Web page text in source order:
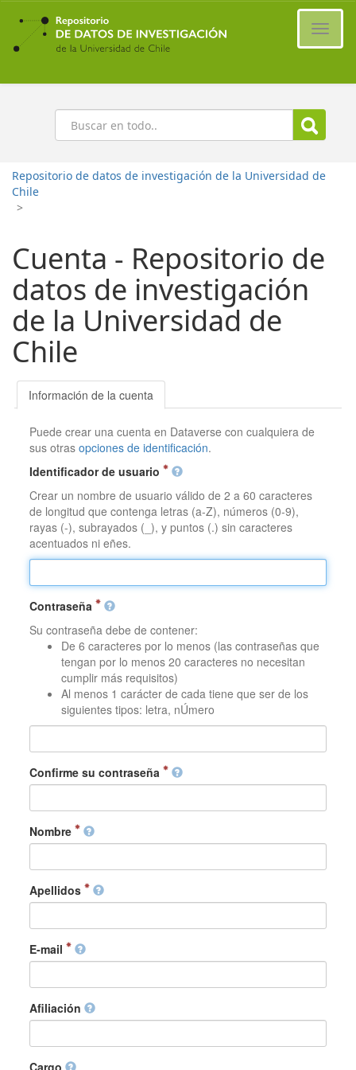
Ir
contenido
principal
Buscar
Repositorio de datos de investigación de la Universidad de
Chile
>
Cuenta - Repositorio de
datos de investigación
de la Universidad de
Chile
Información de la cuenta
Puede crear una cuenta en Dataverse con cualquiera de
sus otrasopciones de identificación.
Identificador de usuario
Crear un nombre de usuario válido de 2 a 60 caracteres
de longitud que contenga letras (a-Z), números (0-9),
rayas (-), subrayados (_), y puntos (.) sin caracteres
acentuados ni eñes.
Contraseña
Su contraseña debe de contener:
De 6 caracteres por lo menos (las contraseñas que
tengan por lo menos 20 caracteres no necesitan
cumplir más requisitos)
Al menos 1 carácter de cada tiene que ser de los
siguientes tipos: letra, nÚmero
Confirme su contraseña
Nombre
Apellidos
E-mail
Afiliación
Cargo